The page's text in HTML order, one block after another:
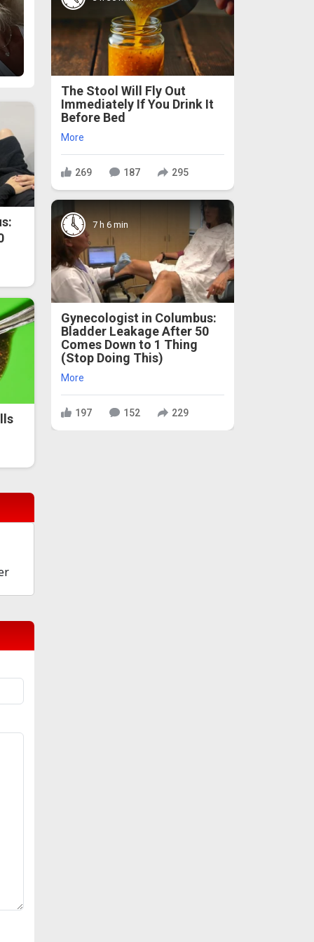
The Stool Will Fly Out
Immediately If You Drink It
Before Bed
More
269 187 295
7 h 6 min
Gynecologist in Columbus:
Bladder Leakage After 50
Comes Down to 1 Thing
(Stop Doing This)
More
197 152 229